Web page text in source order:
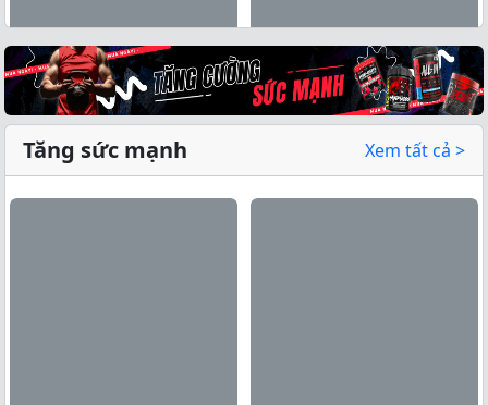
Xem tất cả →
Tăng sức mạnh Xem tất cả >